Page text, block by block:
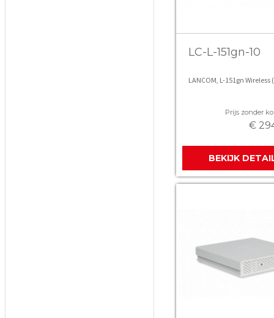
LC-L-151gn-10
LANCOM, L-151gn Wireless
Prijs zonder
€
BEKIJK